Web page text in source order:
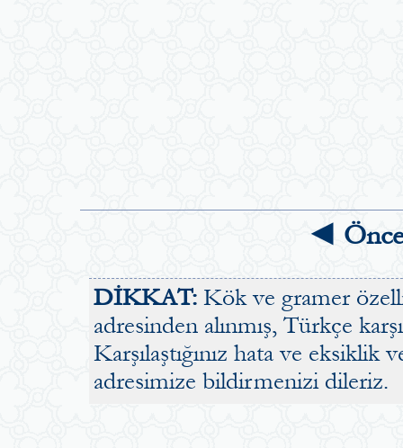
◄
DİKKAT: Kök ve gramer
adresinden alınmış, Türkçe
Karşılaştığınız hata ve
adresimize bildirmenizi dileriz.